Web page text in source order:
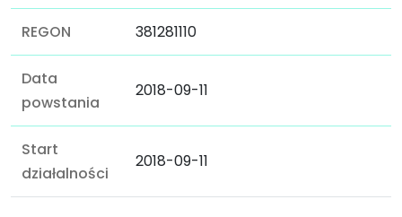
REGON 381281110
Data
powstania
2018-09-11
Start
działalności
2018-09-11